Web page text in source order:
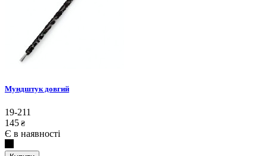
Мундштук довгий
19-211
145 ₴
Є в наявності